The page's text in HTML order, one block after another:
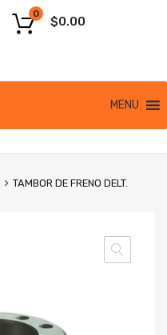
$0.00
0
MENU
TAMBOR DE FRENO DELT.